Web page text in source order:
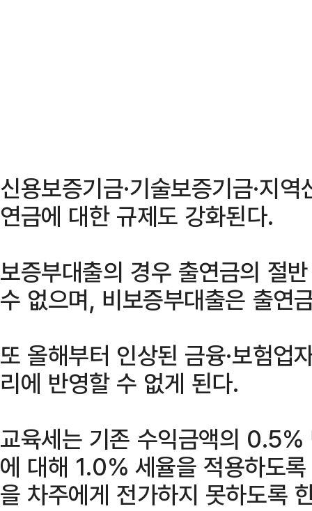
신용보증기금·기술보증기금·지
연금에 대한 규제도 강화된다.
보증부대출의 경우 출연금의 절
수 없으며, 비보증부대출은 출연
또 올해부터 인상된 금융·보험업
리에 반영할 수 없게 된다.
교육세는 기존 수익금액의 0.5%
에 대해 1.0% 세율을 적용하도
을 차주에게 전가하지 못하도록